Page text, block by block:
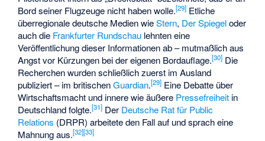
Bord seiner Flugzeuge nicht haben wolle.[29] Etliche
überregionale deutsche Medien wieStern, Der Spiegeloder
auch die Frankfurter Rundschau lehnten eine
Veröffentlichung dieser Informationen ab – mutmaßlich aus
Angst vor Kürzungen bei der eigenen Bordauflage.[30] Die
Recherchen wurden schließlich zuerst im Ausland
publiziert – im britischenGuardian.[29] Eine Debatte über
Wirtschaftsmacht und innere wie äußere Pressefreiheit in
Deutschland folgte.[31] Der Deutsche Rat für Public
Relations (DRPR) arbeitete den Fall auf und sprach eine
Mahnung aus.[32][33]